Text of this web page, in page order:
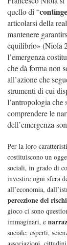
quello di “
articolarsi della
mantenere
equilibrio» (Niola
l’emergenza
che dà forma non
all’azione che
strumenti di cui
l’antropologia che
comprendere le
dell’emergenza
Per la loro
costituiscono un
sociali, in grado di
investire ogni sfera
all’economia,
percezione del
gioco ci sono
immaginari, e
sociale: esperti,
associazioni,